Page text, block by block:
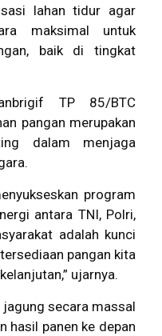
lahan tidur agar
maksimal untuk
baik di tingkat
TP 85/BTC
pangan merupakan
dalam menjaga
program
antara TNI, Polri,
adalah kunci
pangan kita
ujarnya.
secara massal
hasil panen ke depan